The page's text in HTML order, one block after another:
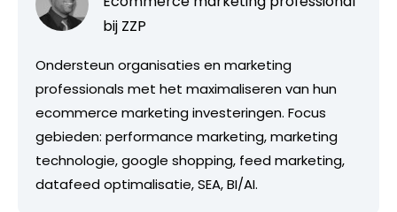
bij ZZP
Ondersteun organisaties en marketing
professionals met het maximaliseren van hun
ecommerce marketing investeringen. Focus
gebieden: performance marketing, marketing
technologie, google shopping, feed marketing,
datafeed optimalisatie, SEA, BI/AI.